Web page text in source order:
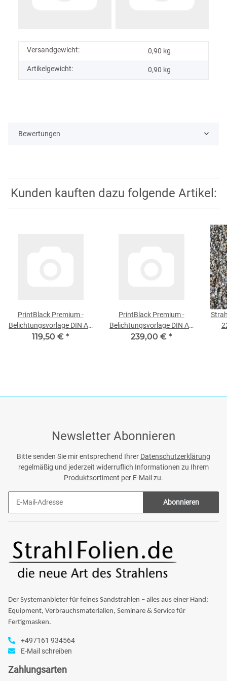
Versandgewicht: 0,90 kg
Artikelgewicht: 0,90 kg
Bewertungen
Kunden kauften dazu folgende Artikel:
PrintBlack Premium -
Belichtungsvorlage DIN A4
100 Blatt
119,50 € *
PrintBlack Premium -
Belichtungsvorlage DIN A3
100 Blatt
239,00 € *
Newsletter Abonnieren
Bitte senden Sie mir entsprechend Ihrer Datenschutzerklärung
regelmäßig und jederzeit widerruflich Informationen zu Ihrem
Produktsortiment per E-Mail zu.
Abonnieren
Der Systemanbieter für feines Sandstrahlen – alles aus einer Hand:
Equipment, Verbrauchsmaterialien, Seminare & Service für
Fertigmasken.
+497161 934564
E-Mail schreiben
Zahlungsarten